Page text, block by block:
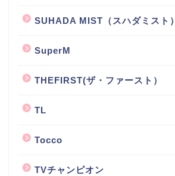
SUHADA MIST（スハダミスト）
SuperM
THEFIRST(ザ・ファースト）
TL
Tocco
TVチャンピオン